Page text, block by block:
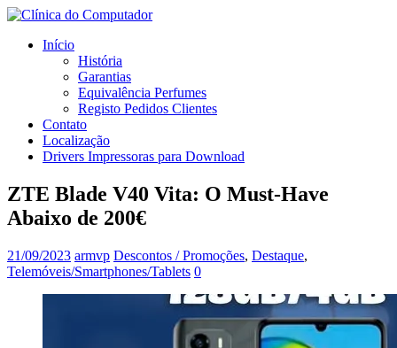
Início
História
Garantias
Equivalência Perfumes
Registo Pedidos Clientes
Contato
Localização
Drivers Impressoras para Download
ZTE Blade V40 Vita: O Must-Have
Abaixo de 200€
21/09/2023 armvp Descontos / Promoções, Destaque,
Telemóveis/Smartphones/Tablets 0